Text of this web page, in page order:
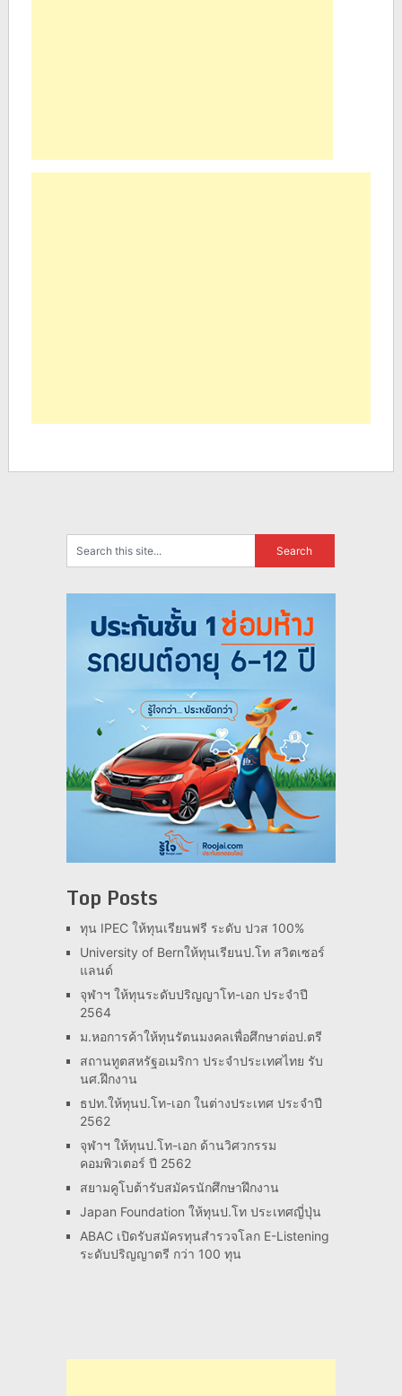
Top Posts
ทุน IPEC ให้ทุนเรียนฟรี ระดับ ปวส 100%
University of Bernให้ทุนเรียนป.โท สวิตเซอร์
แลนด์
จุฬาฯ ให้ทุนระดับปริญญาโท-เอก ประจำปี
2564
ม.หอการค้าให้ทุนรัตนมงคลเพื่อศึกษาต่อป.ตรี
สถานทูตสหรัฐอเมริกา ประจำประเทศไทย รับ
นศ.ฝึกงาน
ธปท.ให้ทุนป.โท-เอก ในต่างประเทศ ประจำปี
2562
จุฬาฯ ให้ทุนป.โท-เอก ด้านวิศวกรรม
คอมพิวเตอร์ ปี 2562
สยามคูโบต้ารับสมัครนักศึกษาฝึกงาน
Japan Foundation ให้ทุนป.โท ประเทศญี่ปุ่น
ABAC เปิดรับสมัครทุนสำรวจโลก E-Listening
ระดับปริญญาตรี กว่า 100 ทุน